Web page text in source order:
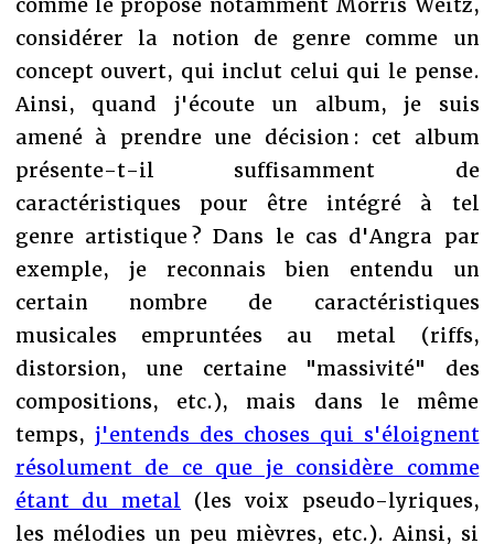
considérer la notion de genre comme un
concept ouvert, qui inclut celui qui le pense.
Ainsi, quand j'écoute un album, je suis
amené à prendre une décision : cet album
présente-t-il suffisamment de
caractéristiques pour être intégré à tel
genre artistique ? Dans le cas d'Angra par
exemple, je reconnais bien entendu un
certain nombre de caractéristiques
musicales empruntées au metal (riffs,
distorsion, une certaine "massivité" des
compositions, etc.), mais dans le même
temps, j'entends des choses qui s'éloignent
résolument de ce que je considère comme
étant du metal (les voix pseudo-lyriques,
les mélodies un peu mièvres, etc.). Ainsi, si